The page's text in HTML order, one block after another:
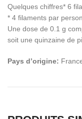
Quelques chiffres* 6
* 4 filaments par
Une dose de 0.1 g
soit une quinzaine de
Pays d’origine: